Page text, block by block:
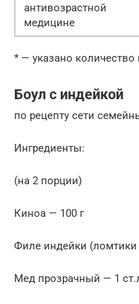
антивозрастной
медицине
* — указано количество
Боул с индейкой
по рецепту сети
Ингредиенты:
(на 2 порции)
Киноа — 100 г
Филе индейки
Мед прозрачный — 1